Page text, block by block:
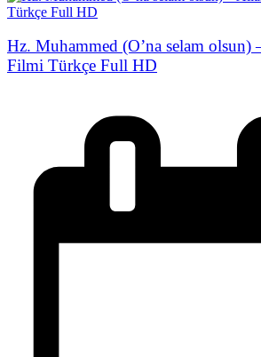
Hz. Muhammed (O’na selam olsun)
Filmi Türkçe Full HD